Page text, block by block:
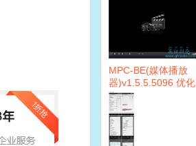
MPC-BE(媒体播放
器)v1.5.5.5096 优化
版